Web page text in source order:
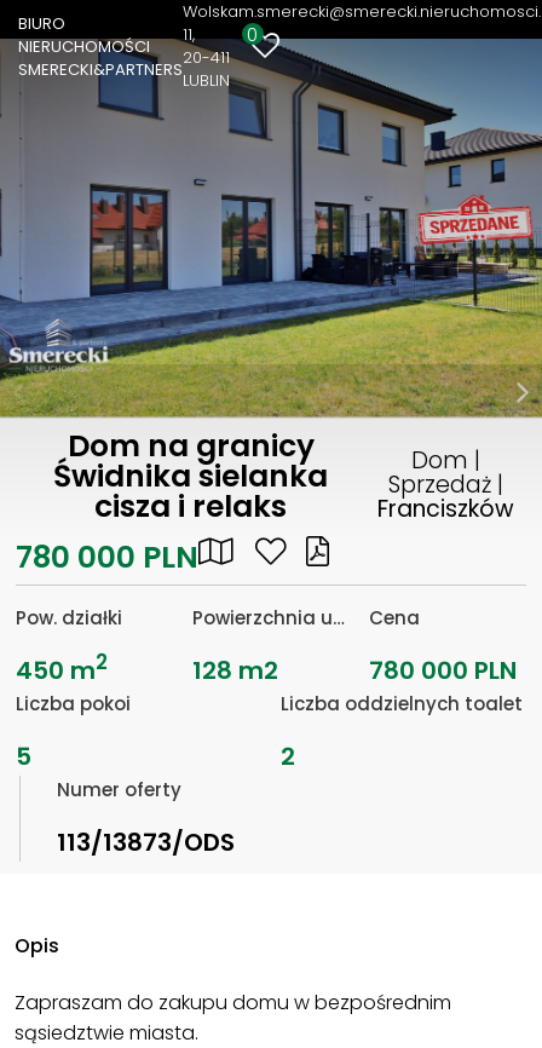
BIURO
NIERUCHOMOŚCI
SMERECKI&PARTNERS
Wolska
11
20-411
LUBLIN
0
Dom na granicy
Świdnika sielanka
cisza i relaks
Dom |
Sprzedaż |
Franciszków
780 000 PLN
Pow. działki
450 m2
Powierzchnia użytkowa
128 m2
Cena
780 000 PLN
Liczba pokoi
5
Liczba oddzielnych toalet
2
Numer oferty
113/13873/ODS
Opis
Zapraszam do zakupu domu w bezpośrednim
sąsiedztwie miasta.